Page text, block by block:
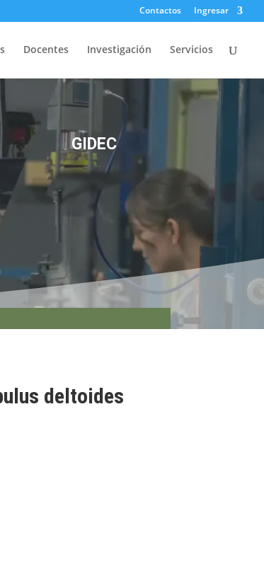
Contactos Ingresar
Docentes Investigación Servicios
GIDEC
deltoides